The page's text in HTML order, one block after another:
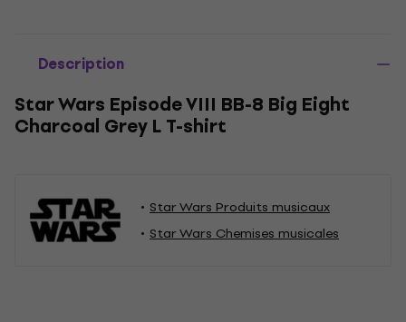
Description
Star Wars Episode VIII BB-8 Big Eight
Charcoal Grey L T-shirt
Star Wars Produits musicaux
Star Wars Chemises musicales